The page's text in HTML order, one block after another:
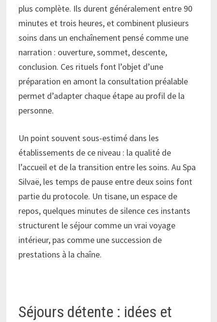
plus complète. Ils durent généralement entre 90
minutes et trois heures, et combinent plusieurs
soins dans un enchaînement pensé comme une
narration : ouverture, sommet, descente,
conclusion. Ces rituels font l’objet d’une
préparation en amont la consultation préalable
permet d’adapter chaque étape au profil de la
personne.
Un point souvent sous-estimé dans les
établissements de ce niveau : la qualité de
l’accueil et de la transition entre les soins. Au Spa
Silvaë, les temps de pause entre deux soins font
partie du protocole. Un tisane, un espace de
repos, quelques minutes de silence ces instants
structurent le séjour comme un vrai voyage
intérieur, pas comme une succession de
prestations à la chaîne.
Séjours détente : idées et